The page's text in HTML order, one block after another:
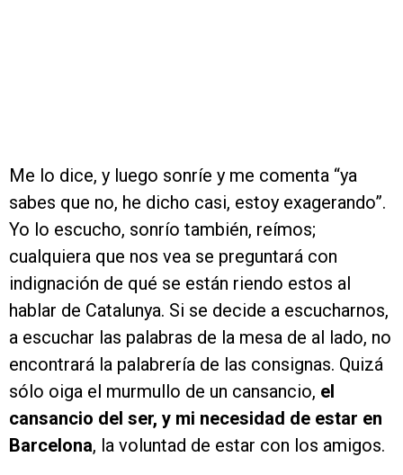
Me lo dice, y luego sonríe y me comenta “ya
sabes que no, he dicho casi, estoy exagerando”.
Yo lo escucho, sonrío también, reímos;
cualquiera que nos vea se preguntará con
indignación de qué se están riendo estos al
hablar de Catalunya. Si se decide a escucharnos,
a escuchar las palabras de la mesa de al lado, no
encontrará la palabrería de las consignas. Quizá
sólo oiga el murmullo de un cansancio, el
cansancio del ser, y mi necesidad de estar en
Barcelona, la voluntad de estar con los amigos.